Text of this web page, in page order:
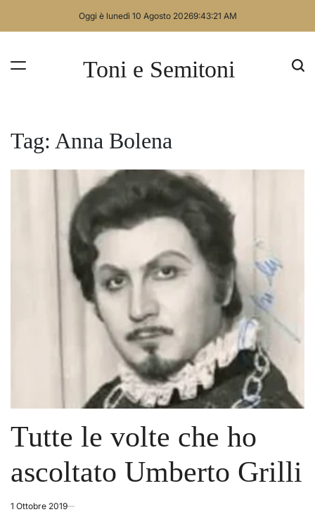
Oggi è lunedì 10 Agosto 20269:43:22 AM
Toni e Semitoni
Tag: Anna Bolena
Tutte le volte che ho
ascoltato Umberto Grilli
1 Ottobre 2019